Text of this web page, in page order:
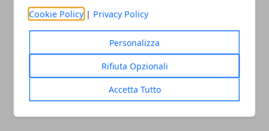
Cookie Policy | Privacy Policy
Personalizza
Rifiuta Opzionali
Accetta Tutto
Tecnologia e innovazione sociale: un
rapporto in crescita
18/07/2025